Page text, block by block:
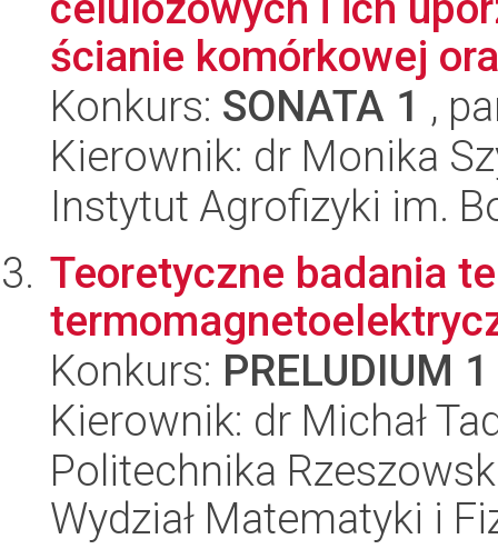
ścianie komórkowej
Konkurs: SONATA 1 ,
Kierownik: dr Monika
Instytut Agrofizyki im.
Teoretyczne badania
Konkurs: PRELUDIUM 1
Kierownik: dr Michał
Politechnika
Wydział Matematyki i